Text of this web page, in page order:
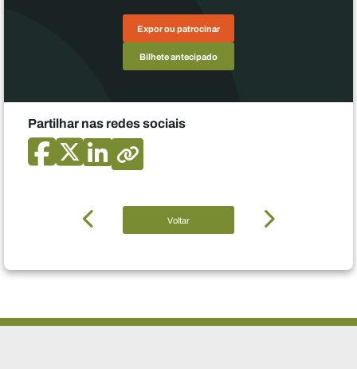
Expor ou patrocinar
Bilhete antecipado
Partilhar nas redes sociais
Voltar